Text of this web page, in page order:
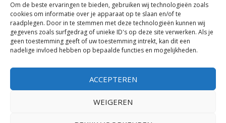
Om de beste ervaringen te bieden, gebruiken wij technologieën zoals
cookies om informatie over je apparaat op te slaan en/of te
raadplegen. Door in te stemmen met deze technologieën kunnen wij
gegevens zoals surfgedrag of unieke ID's op deze site verwerken. Als je
geen toestemming geeft of uw toestemming intrekt, kan dit een
nadelige invloed hebben op bepaalde functies en mogelijkheden.
ACCEPTEREN
WEIGEREN